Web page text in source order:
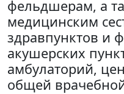
фельдшерам, а
медицинским
здравпунктов и
акушерских
амбулаторий,
общей